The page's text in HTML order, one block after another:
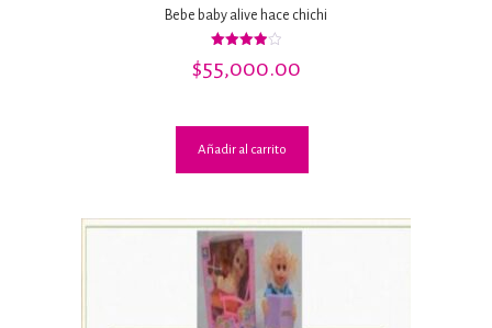
Bebe baby alive hace chichi
con
$55,000.00
Añadir al carrito